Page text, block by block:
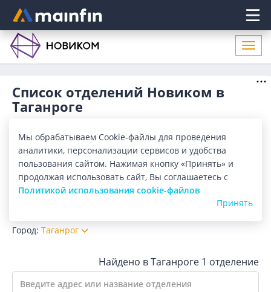
Главное меню
Список отделений Новиком в
Таганроге
поиск ближайшего отделения Новиком в Таганроге по
адресу, названию. Часы работы, телефоны, контактные
данные.
Показать весь
Банкоматы
Список
Город: Таганрог
Найдено в Таганроге 1 отделение
Мы обрабатываем Cookie-файлы для проведения
аналитики, персонализации сервисов и удобства
пользования сайтом. Нажимая кнопку «Принять» и
продолжая использовать сайт, Вы соглашаетесь с
Политикой использования cookie-файлов
Принять